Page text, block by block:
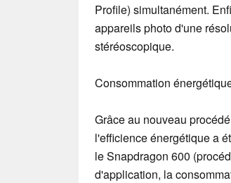
Profile) simultanément.
appareils photo d'une
stéréoscopique.
Consommation
Grâce au nouveau
l'efficience énergétique a
le Snapdragon 600
d'application, la